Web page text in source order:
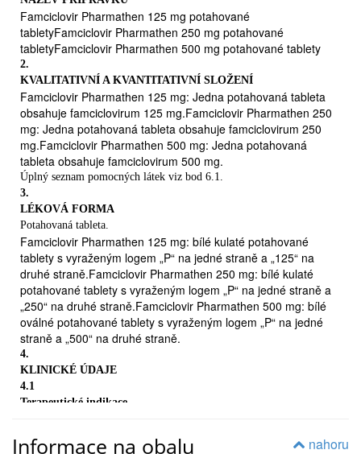
Pásový opar (herpes zoster), což je virová infekce vyvolaná
viremVaricella zoster(stejný virus, který způsobuje plané
neštovice). Famciclovir Pharmathen brání viru se dále v těle
šířit, takže může rychleji dojít k uzdravení.Famcicovir
Pharmathen se také používá k léčbě pásového oparu okolo
oka nebo přímo v oku (herpes zoster ophthalmicus).
Genitální opar (herpes genitalis) – opar pohlavních orgánů.
Genitální opar je virová infekce vyvolaná viremHerpes simplex
1. nebo 2. typu. Obvykle se šíří pohlavním stykem. Způsobuje
puchýře a pálení nebo svědění v okolí pohlavních orgánů, což
může být bolestivé. Famciclovir Pharmathen se používá na
léčbu infekce genitálního oparu u dospělých. Lidé, u kterých
dochází k častému opakovanému výskytu genitálního oparu,
mohou užívat Famciclovir Pharmathen i k prevenci jeho
opakovaného výskytu.
Tablety jsou k dispozici ve třech různých silách.
2.
ČEMU MUSÍTE VĚNOVAT POZORNOST, NEŽ ZAČNETE
PŘÍPRAVEKFAMCICLOVIR PHARMATHEN UŽÍVAT
Neužívejte Famciclovir Pharmathen

jestliže jste alergický(á)/přecitlivělý(á) na famciklovir či
penciklovir, na kteroukoliv pomocnou látku Famcicloviru
Pharmathen uvedenou v bodu 6, nebo na penciklovir
přípravků).
Famciclovir Pharmathen 125 mg potahované
tabletyFamciclovir Pharmathen 250 mg potahované
tabletyFamciclovir Pharmathen 500 mg potahované tablety
2.
KVALITATIVNÍ A KVANTITATIVNÍ SLOŽENÍ
Famciclovir Pharmathen 125 mg: Jedna potahovaná tableta
obsahuje famciclovirum 125 mg.Famciclovir Pharmathen 250
mg: Jedna potahovaná tableta obsahuje famciclovirum 250
mg.Famciclovir Pharmathen 500 mg: Jedna potahovaná
tableta obsahuje famciclovirum 500 mg.
Úplný seznam pomocných látek viz bod 6.1.
3.
LÉKOVÁ FORMA
Potahovaná tableta.
Famciclovir Pharmathen 125 mg: bílé kulaté potahované
tablety s vyraženým logem „P“ na jedné straně a „125“ na
druhé straně.Famciclovir Pharmathen 250 mg: bílé kulaté
potahované tablety s vyraženým logem „P“ na jedné straně a
„250“ na druhé straně.Famciclovir Pharmathen 500 mg: bílé
oválné potahované tablety s vyraženým logem „P“ na jedné
straně a „500“ na druhé straně.
4.
KLINICKÉ ÚDAJE
4.1
Terapeutické indikace
 nahoru
Informace na obalu